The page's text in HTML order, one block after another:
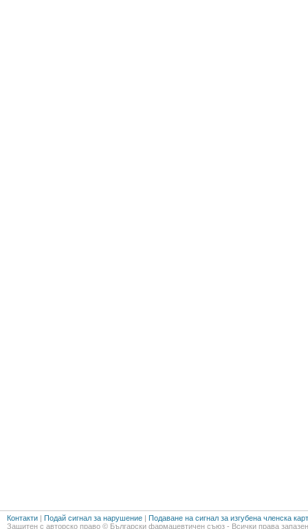
Контакти | Подай сигнал за нарушение | Подаване на сигнал за изгубена членска
Защитен с авторско право © Български фармацевтичен съюз - Всички права